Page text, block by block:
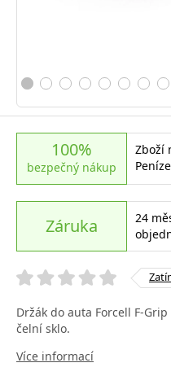
100%
bezpečný nákup
Zboží
Záruka
24
Držák do auta Forcell F-
čelní sklo.
Více informací